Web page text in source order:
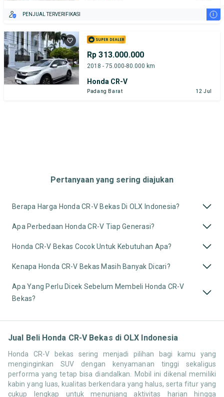
PENJUAL TERVERIFIKASI i
Rp 313.000.000
2018 - 75.000-80.000 km
Honda CR-V
Padang Barat 12 Jul
Pertanyaan yang sering diajukan
Berapa Harga Honda CR-V Bekas Di OLX Indonesia?
Apa Perbedaan Honda CR-V Tiap Generasi?
Honda CR-V Bekas Cocok Untuk Kebutuhan Apa?
Kenapa Honda CR-V Bekas Masih Banyak Dicari?
Apa Yang Perlu Dicek Sebelum Membeli Honda CR-V
Bekas?
Jual Beli Honda CR-V Bekas di OLX Indonesia
Honda CR-V bekas sering menjadi pilihan bagi kamu yang
menginginkan SUV dengan kenyamanan tinggi sekaligus
performa yang tetap bisa diandalkan. Mobil ini dikenal memiliki
kabin yang luas, kualitas berkendara yang halus, serta fitur yang
cukup lengkap untuk menunjang aktivitas harian hingga